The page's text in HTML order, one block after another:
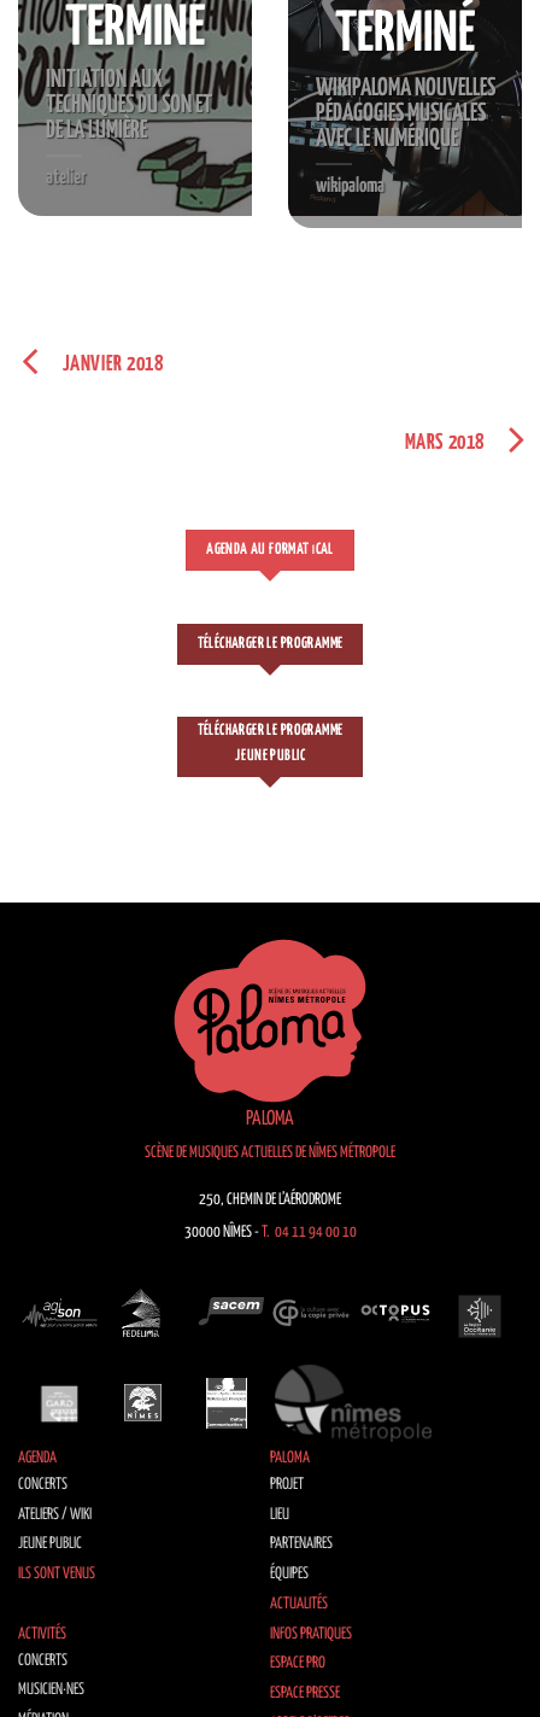
INITIATION AUX
TECHNIQUES DU SON ET
DE LA LUMIÈRE
atelier
TERMINÉ
WIKIPALOMA NOUVELLES
PÉDAGOGIES MUSICALES
AVEC LE NUMÉRIQUE
wikipaloma
TERMINÉ
JANVIER 2018
MARS 2018
AGENDA AU FORMAT CAL
TÉLÉCHARGER LE PROGRAMME
TÉLÉCHARGER LE PROGRAMME
JEUNE PUBLIC
PALOMA
SCÈNE DE MUSIQUES ACTUELLES DE NÎMES MÉTROPOLE
250, CHEMIN DE L’AÉRODROME
30000 NÎMES -T. 04 11 94 00 10
AGENDA
CONCERTS
ATELIERS / WIKI
JEUNE PUBLIC
ILS SONT VENUS
PALOMA
PROJET
LIEU
PARTENAIRES
ÉQUIPES
ACTUALITÉS
ACTIVITÉS
CONCERTS
MUSICIEN·NES
INFOS PRATIQUES
ESPACE PRO
ESPACE PRESSE